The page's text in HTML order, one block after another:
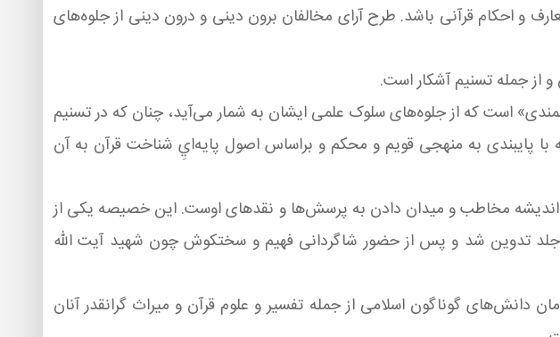
و احكام قرآنی باشد. طرح آرای مخالفان برون دینی و درون دینی از جلوه‌های
است كه از جلوه‌های سلوک علمی ایشان به شمار می‌آید، چنان كه در تسنیم
پایبندی به منهجی قویم و محكم و براساس اصول پایه‌ايِ شناخت قرآن به آن
اندیشه مخاطب و میدان دادن به پرسش‌ها و نقدهای اوست. این خصیصه یكی از
جلد تدوین شد و پس از حضور شاگردانی فهیم و سختكوش چون شهید آیت الله
دانش‌های گوناگون اسلامی از جمله تفسیر و علوم قرآن و میراث گرانقدر آنان